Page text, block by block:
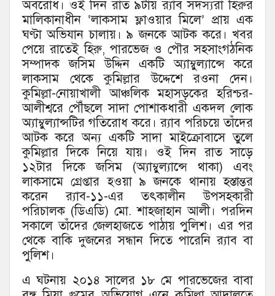
অবরোধ। ওই দিন রাত ৯টায় র‌্যাব সদস্যরা হিরুর
মালিকানাধীন ‘লাকসাম ফ্লাওয়ার মিলে’ প্রায় এক
ঘণ্টা অভিযান চালায়। ৯ জনকে আটক করে। খবর
পেয়ে রাতেই হিরু, পারভেজ ও পৌর সহসাংগঠনিক
সম্পাদক জসিম উদ্দিন একটি অ্যাম্বুল্যান্সে করে
লাকসাম থেকে কুমিল্লার উদ্দেশে রওনা দেন।
কুমিল্লা-নোয়াখালী আঞ্চলিক মহাসড়কের হরিশ্চর-
আলীশ্বরে পৌঁছলে সাদা পোশাকধারী একদল লোক
অ্যাম্বুল্যান্সটির গতিরোধ করে। র‌্যাব পরিচয়ে তাঁদের
আটক করে অন্য একটি সাদা মাইক্রোবাসে তুলে
কুমিল্লার দিকে নিয়ে যায়। ওই দিন রাত সাড়ে
১২টার দিকে জসিম (অ্যাম্বুল্যান্সে থাকা) এবং
লাকসামে গ্রেপ্তার হওয়া ৯ জনকে থানায় হস্তান্তর
করেন র‌্যাব-১১-এর তৎকালীন উপসহকারী
পরিচালক (ডিএডি) মো. শাহজাহান আলী। পরদিন
সকালে তাঁদের জেলহাজতে পাঠায় পুলিশ। এর পর
থেকে বাকি দুজনের সন্ধান দিতে পারেনি র‌্যাব বা
পুলিশ।
এ ঘটনায় ২০১৪ সালের ১৮ মে পারভেজের বাবা